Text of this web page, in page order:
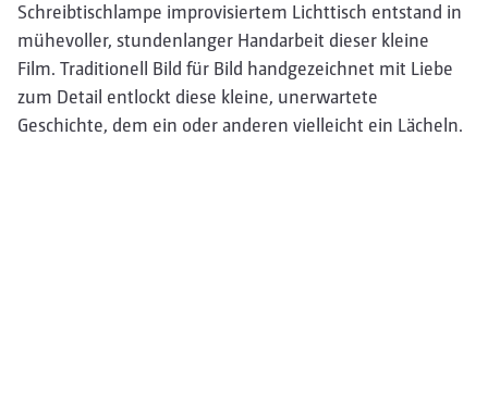
Schreibtischlampe improvisiertem Lichttisch entstand in
mühevoller, stundenlanger Handarbeit dieser kleine
Film. Traditionell Bild für Bild handgezeichnet mit Liebe
zum Detail entlockt diese kleine, unerwartete
Geschichte, dem ein oder anderen vielleicht ein Lächeln.